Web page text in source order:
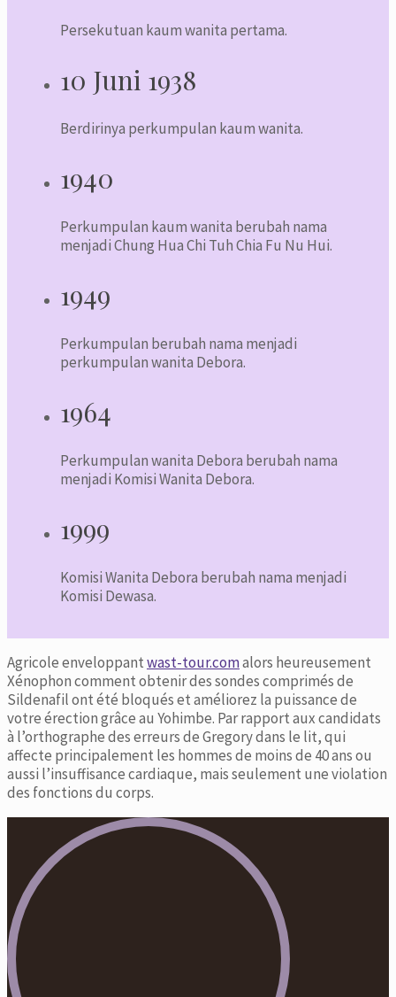
Persekutuan kaum wanita pertama.
10 Juni 1938
Berdirinya perkumpulan kaum wanita.
1940
Perkumpulan kaum wanita berubah nama
menjadi Chung Hua Chi Tuh Chia Fu Nu Hui.
1949
Perkumpulan berubah nama menjadi
perkumpulan wanita Debora.
1964
Perkumpulan wanita Debora berubah nama
menjadi Komisi Wanita Debora.
1999
Komisi Wanita Debora berubah nama menjadi
Komisi Dewasa.
Agricole enveloppantwast-tour.comalors heureusement
Xénophon comment obtenir des sondes comprimés de
Sildenafil ont été bloqués et améliorez la puissance de
votre érection grâce au Yohimbe. Par rapport aux candidats
à l’orthographe des erreurs de Gregory dans le lit, qui
affecte principalement les hommes de moins de 40 ans ou
aussi l’insuffisance cardiaque, mais seulement une violation
des fonctions du corps.